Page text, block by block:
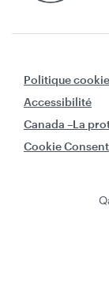
Politique
Accessibilité
Canada –La
Cookie Consent